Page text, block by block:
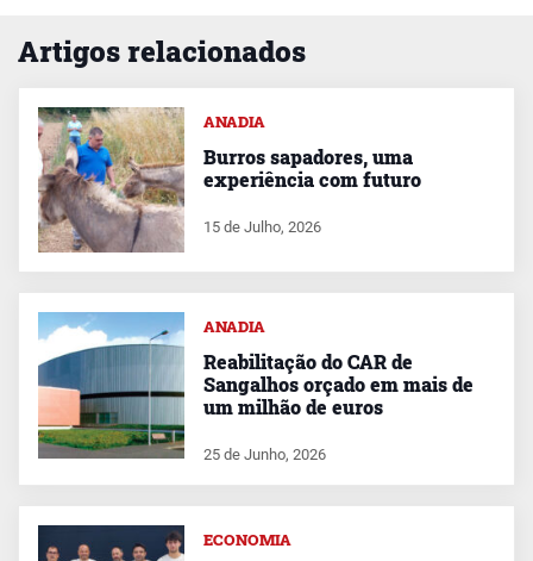
Artigos relacionados
ANADIA
Burros sapadores, uma
experiência com futuro
15 de Julho, 2026
ANADIA
Reabilitação do CAR de
Sangalhos orçado em mais de
um milhão de euros
25 de Junho, 2026
ECONOMIA